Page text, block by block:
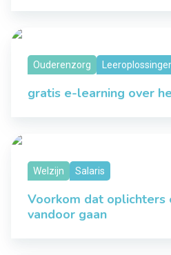
Ouderenzorg
gratis e-learning over
Welzijn Salaris
Voorkom dat oplichters
vandoor gaan